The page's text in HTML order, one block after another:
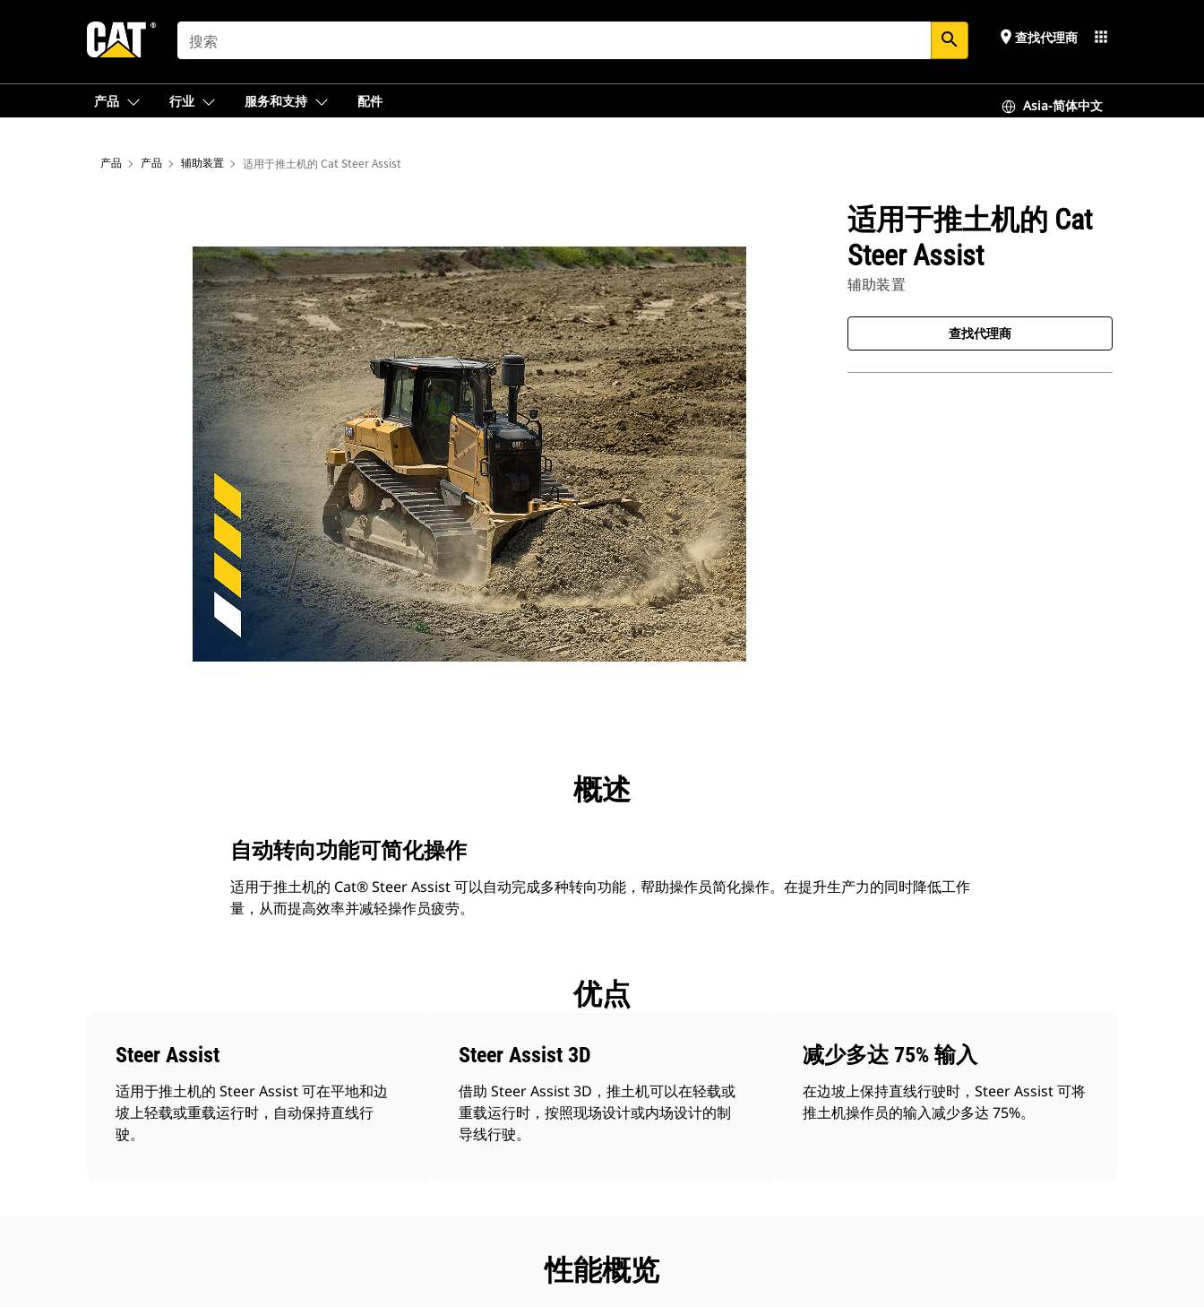
SEARCH search place 查找代理商 apps
产品 行业 服务和支持 配件 Asia-简体中文
产品 产品 辅助装置 适用于推土机的 Cat Steer Assist
适用于推土机的 Cat
Steer Assist
辅助装置
查找代理商
概述
自动转向功能可简化操作
适用于推土机的 Cat® Steer Assist 可以自动完成多种转向功能，帮助操作员简化操作。在提升生产力的同时降低工作
量，从而提高效率并减轻操作员疲劳。​
优点
Steer Assist
适用于推土机的 Steer Assist 可在平地和边
坡上轻载或重载运行时，自动保持直线行
驶。
Steer Assist 3D
借助 Steer Assist 3D，推土机可以在轻载或
重载运行时，按照现场设计或内场设计的制
导线行驶。
减少多达 75% 输入
在边坡上保持直线行驶时，Steer Assist 可将
推土机操作员的输入减少多达 75%。
性能概览